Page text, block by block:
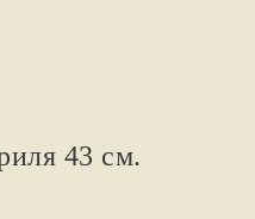
43 см.